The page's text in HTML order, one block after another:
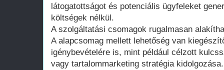
látogatottságot és potenciális ügyfeleket
költségek nélkül.
A szolgáltatási csomagok rugalmasan
A alapcsomag mellett lehetőség van
igénybevételére is, mint például célzott
vagy tartalommarketing stratégia kidolgozása.